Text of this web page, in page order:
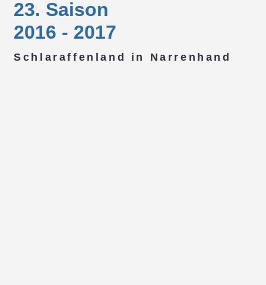
23. Saison
2016 - 2017
Schlaraffenland in Narrenhand